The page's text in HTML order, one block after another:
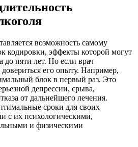
возможность самому
кодировки, эффекты которой могут
до пяти лет. Но если врач
его опыту. Например,
блок в первый раз. Это
депрессии, срыва,
от дальнейшего лечения.
сроки для своих
с их психологическими,
и физическими